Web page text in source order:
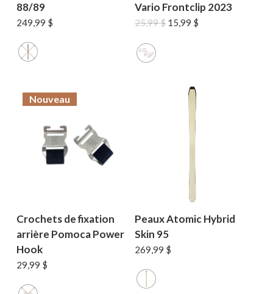
88/89
249,99 $
Vario Frontclip 2023
25,99$ Le
15,99 $
Crochets de fixation
arrière Pomoca Power
Hook
29,99 $
Nouveau
Peaux Atomic Hybrid
Skin 95
269,99 $